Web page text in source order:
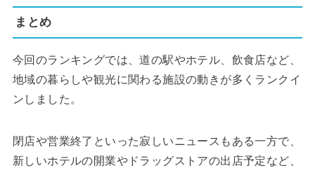
まとめ
今回のランキングでは、道の駅やホテル、飲食店など、
地域の暮らしや観光に関わる施設の動きが多くランクイ
ンしました。
閉店や営業終了といった寂しいニュースもある一方で、
新しいホテルの開業やドラッグストアの出店予定など、